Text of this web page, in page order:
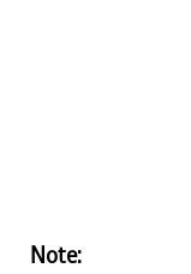
Note: